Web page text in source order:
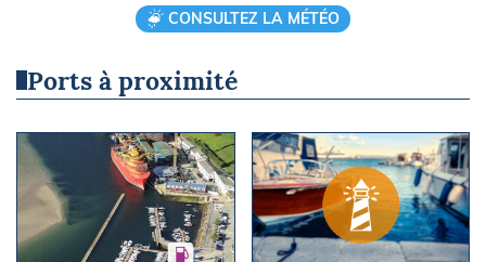
CONSULTEZ LA MÉTÉO
Ports à proximité